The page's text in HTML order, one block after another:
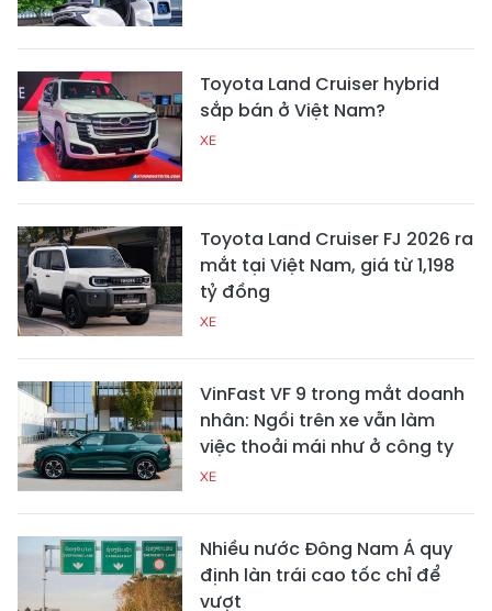
Toyota Land Cruiser hybrid
sắp bán ở Việt Nam?
XE
Toyota Land Cruiser FJ 2026 ra
mắt tại Việt Nam, giá từ 1,198
tỷ đồng
XE
VinFast VF 9 trong mắt doanh
nhân: Ngồi trên xe vẫn làm
việc thoải mái như ở công ty
XE
Nhiều nước Đông Nam Á quy
định làn trái cao tốc chỉ để
vượt